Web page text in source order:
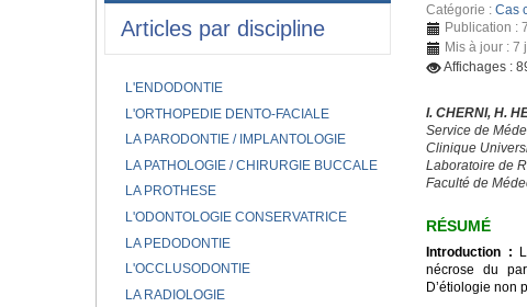
Catégorie : Cas
Publication :
Mis à jour : 7
Affichages :
I. CHERNI, H.
Service de
Clinique
Laboratoire de
Faculté de
RÉSUMÉ
Introduction :
nécrose du
D’étiologie non
Articles par discipline
L'ENDODONTIE
L'ORTHOPEDIE DENTO-FACIALE
LA PARODONTIE / IMPLANTOLOGIE
LA PATHOLOGIE / CHIRURGIE BUCCALE
LA PROTHESE
L'ODONTOLOGIE CONSERVATRICE
LA PEDODONTIE
L'OCCLUSODONTIE
LA RADIOLOGIE